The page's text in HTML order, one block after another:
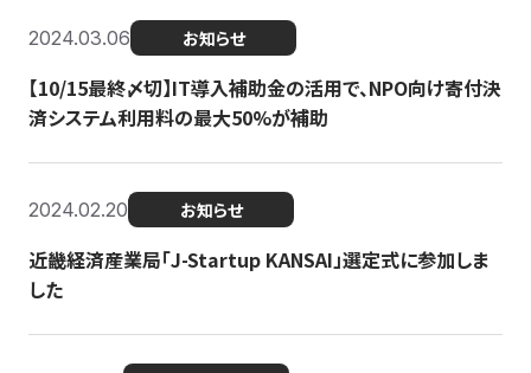
2024.03.06 お知らせ
【10/15最終〆切】IT導入補助金の活用で、NPO向け寄付決
済システム利用料の最大50%が補助
2024.02.20 お知らせ
近畿経済産業局「J-Startup KANSAI」選定式に参加しま
した